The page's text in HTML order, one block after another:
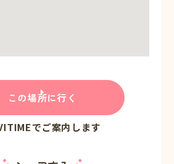
この場所に行く
でご案内します